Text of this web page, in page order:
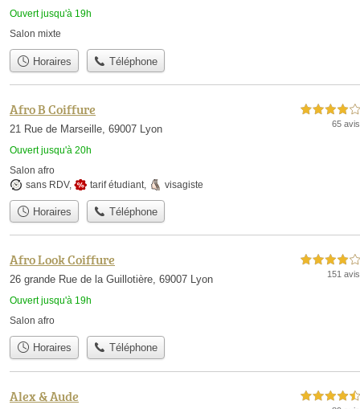
Ouvert jusqu'à 19h
Salon mixte
Horaires Téléphone
Afro B Coiffure
21 Rue de Marseille, 69007 Lyon
Ouvert jusqu'à 20h
4,0 étoiles sur 5
65 avis
Salon afro
sans RDV, tarif étudiant visagiste
Horaires Téléphone
Afro Look Coiffure
26 grande Rue de la Guillotière, 69007 Lyon
Ouvert jusqu'à 19h
4,0 étoiles sur 5
151 avis
Salon afro
Horaires Téléphone
Alex & Aude 4,5 étoiles sur 5